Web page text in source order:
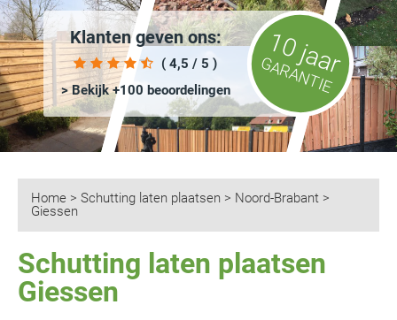
Klanten geven ons:
( 4,5 / 5 )
> Bekijk +100 beoordelingen
10 jaar
GARANTIE
Home > Schutting laten plaatsen > Noord-Brabant >
Giessen
Schutting laten plaatsen
Giessen